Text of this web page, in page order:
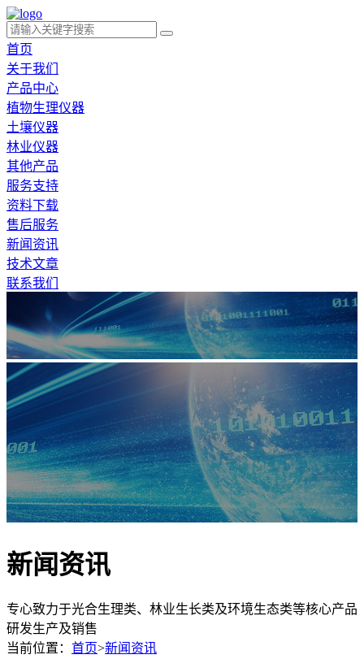
首页
关于我们
产品中心
植物生理仪器
土壤仪器
林业仪器
其他产品
服务支持
资料下载
售后服务
新闻资讯
技术文章
联系我们
新闻资讯
专心致力于光合生理类、林业生长类及环境生态类等核心产品
研发生产及销售
当前位置： 首页>新闻资讯